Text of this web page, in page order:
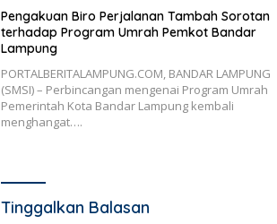
Pengakuan Biro Perjalanan Tambah Sorotan
terhadap Program Umrah Pemkot Bandar
Lampung
PORTALBERITALAMPUNG.COM, BANDAR LAMPUNG
(SMSI) – Perbincangan mengenai Program Umrah
Pemerintah Kota Bandar Lampung kembali
menghangat….
Tinggalkan Balasan